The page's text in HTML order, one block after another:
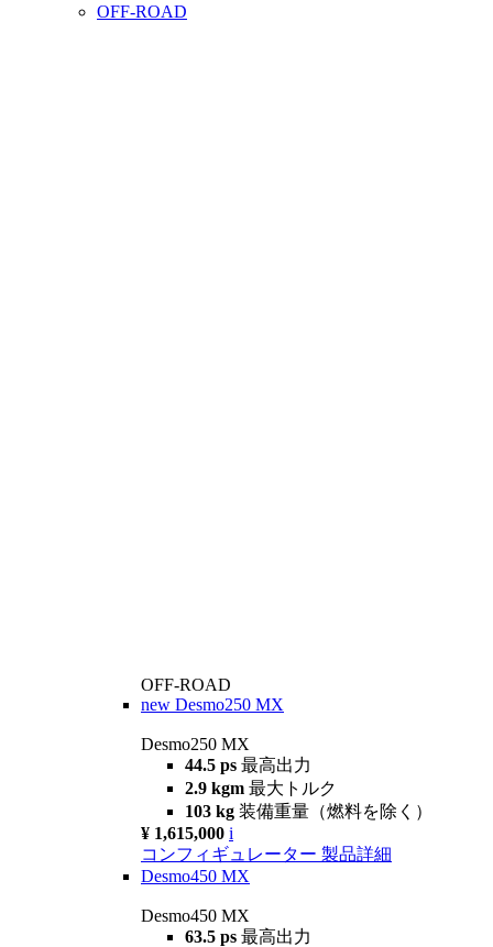
OFF-ROAD
OFF-ROAD
new Desmo250 MX
Desmo250 MX
44.5 ps 最高出力
2.9 kgm 最大トルク
103 kg 装備重量（燃料を除く）
¥ 1,615,000 i
コンフィギュレーター 製品詳細
Desmo450 MX
Desmo450 MX
63.5 ps 最高出力